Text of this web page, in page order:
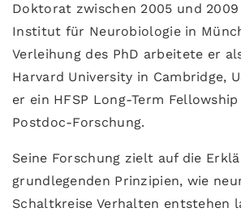
Doktorat zwischen 2005 und
Institut für Neurobiologie in
Verleihung des PhD arbeitete er
Harvard University in Cambridge,
er ein HFSP Long-Term
Postdoc-Forschung.
Seine Forschung zielt auf die
grundlegenden Prinzipien, wie
Schaltkreise Verhalten entstehen